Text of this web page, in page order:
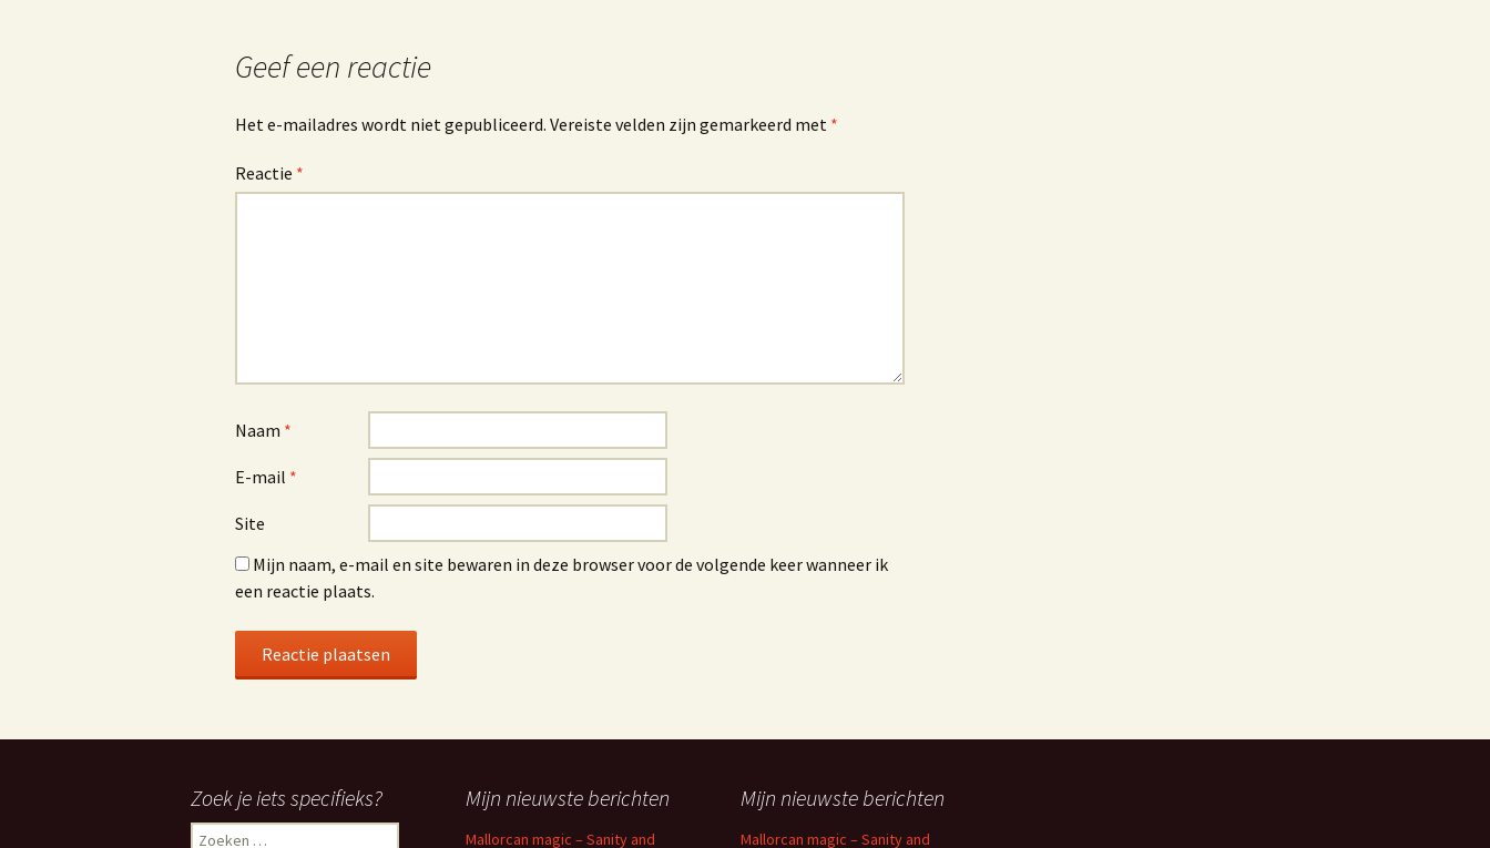
Geef een reactie
Het e-mailadres wordt niet gepubliceerd. Vereiste velden zijn gemarkeerd met *
Reactie *
Naam *
E-mail *
Site
Mijn naam, e-mail en site bewaren in deze browser voor de volgende keer wanneer ik
een reactie plaats.
Zoek je iets specifieks?
Zoeken
Mijn nieuwste berichten
Mallorcan magic – Sanity and
Mijn nieuwste berichten
Mallorcan magic – Sanity and